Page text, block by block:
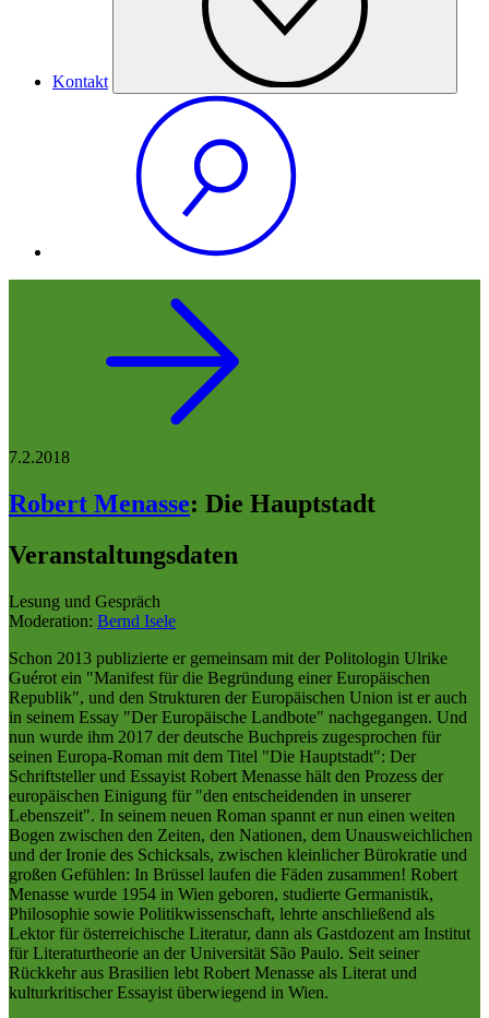
Kontakt
7.2.2018
Robert Menasse: Die Hauptstadt
Veranstaltungsdaten
Lesung und Gespräch
Moderation: Bernd Isele
Schon 2013 publizierte er gemeinsam mit der Politologin Ulrike
Guérot ein "Manifest für die Begründung einer Europäischen
Republik", und den Strukturen der Europäischen Union ist er auch
in seinem Essay "Der Europäische Landbote" nachgegangen. Und
nun wurde ihm 2017 der deutsche Buchpreis zugesprochen für
seinen Europa-Roman mit dem Titel "Die Hauptstadt": Der
Schriftsteller und Essayist Robert Menasse hält den Prozess der
europäischen Einigung für "den entscheidenden in unserer
Lebenszeit". In seinem neuen Roman spannt er nun einen weiten
Bogen zwischen den Zeiten, den Nationen, dem Unausweichlichen
und der Ironie des Schicksals, zwischen kleinlicher Bürokratie und
großen Gefühlen: In Brüssel laufen die Fäden zusammen! Robert
Menasse wurde 1954 in Wien geboren, studierte Germanistik,
Philosophie sowie Politikwissenschaft, lehrte anschließend als
Lektor für österreichische Literatur, dann als Gastdozent am Institut
für Literaturtheorie an der Universität São Paulo. Seit seiner
Rückkehr aus Brasilien lebt Robert Menasse als Literat und
kulturkritischer Essayist überwiegend in Wien.